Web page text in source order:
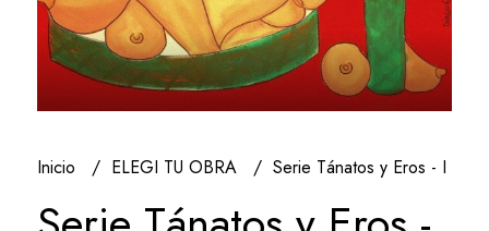
Inicio ELEGI TU OBRA Serie Tánatos y Eros - I